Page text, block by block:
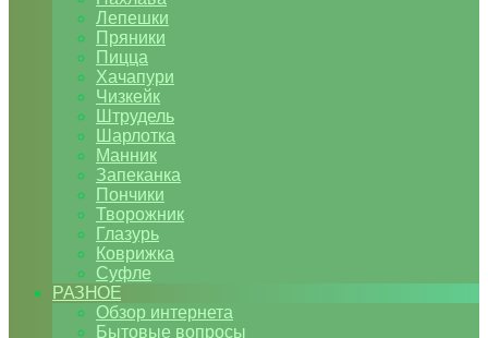
Лепешки
Пряники
Пицца
Хачапури
Чизкейк
Штрудель
Шарлотка
Манник
Запеканка
Пончики
Творожник
Глазурь
Коврижка
Суфле
РАЗНОЕ
Обзор интернета
Бытовые вопросы